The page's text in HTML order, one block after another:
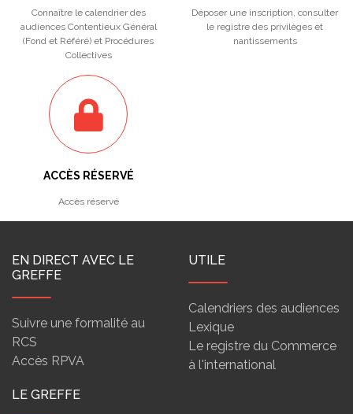
Connaître le calendrier des
audiences Contentieux Général
(Fond et Référé) et Procédures
Collectives
Déposer une inscription, consulter
le registre des privilèges et
nantissements
ACCÈS RÉSERVÉ
Accès réservé
EN DIRECT AVEC LE
GREFFE
Suivre une formalité au
RCS
Accès RPVA
UTILE
Calendriers des audiences
Lexique
Le registre du Commerce
à l'international
LE GREFFE